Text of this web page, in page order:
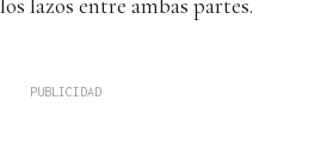
lazos entre ambas partes.